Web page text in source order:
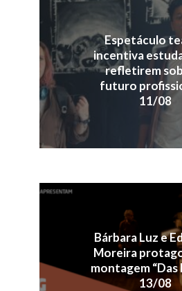
Espetáculo
incentiva
refletirem
futuro
11/08
Bárbara Luz e
Moreira
montagem “Das
13/08